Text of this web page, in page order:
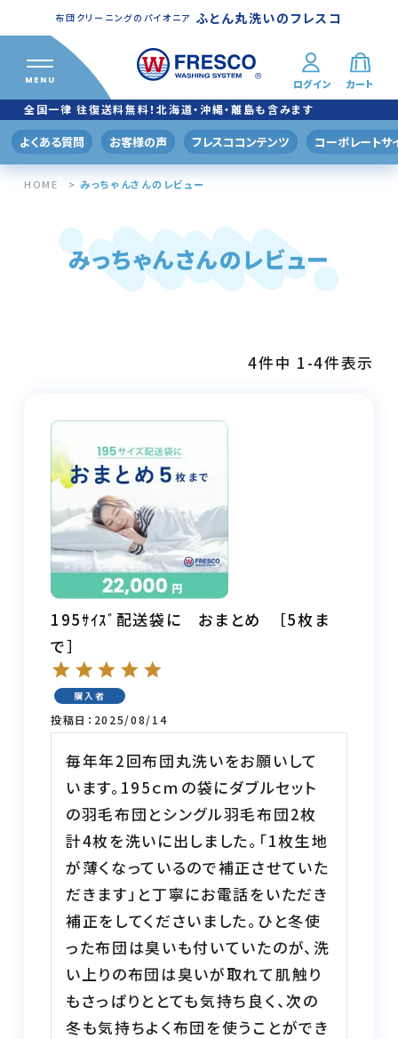
布団クリーニングのパイオニア ふとん丸洗いのフレスコ
MENU ログイン カート
全国一律 往復送料無料！北海道・沖縄・離島も含みます
クリーニングメニュー
プレミアムプラン
羽毛ふとんふわりも®
掛けふとんコース
掛/敷ふとんコース
至高の羽毛ふとん丸洗い
羽毛ロイヤルコース
アイダーふとんコース
フレスコのふとん丸洗い
クリーニングについて
ご利用ガイド
ご注文前の注意事項
よくある質問
お客様の声
法人様向けふとん丸洗い
お電話でのお問い合わせは
通話料無料のこちらから
0120-310-730
IP電話からは
06-4964-1248（有料）
[受付時間] 9:30～16:30※土日祝・年末年始休み
よくある質問 お客様の声 フレスココンテンツ コーポレートサ
HOME みっちゃんさんのレビュー
みっちゃんさんのレビュー
4件中 1 -4件表示
195ｻｲｽﾞ配送袋に おまとめ ［5枚ま
で］
購入者
投稿日 2025/08/14
毎年年2回布団丸洗いをお願いして
います。195ｃｍの袋にダブルセット
の羽毛布団とシングル羽毛布団2枚
計4枚を洗いに出しました。「1枚生地
が薄くなっているので補正させていた
だきます」と丁寧にお電話をいただき
補正をしてくださいました。ひと冬使
った布団は臭いも付いていたのが、洗
い上りの布団は臭いが取れて肌触り
もさっぱりととても気持ち良く、次の
冬も気持ちよく布団を使うことができ